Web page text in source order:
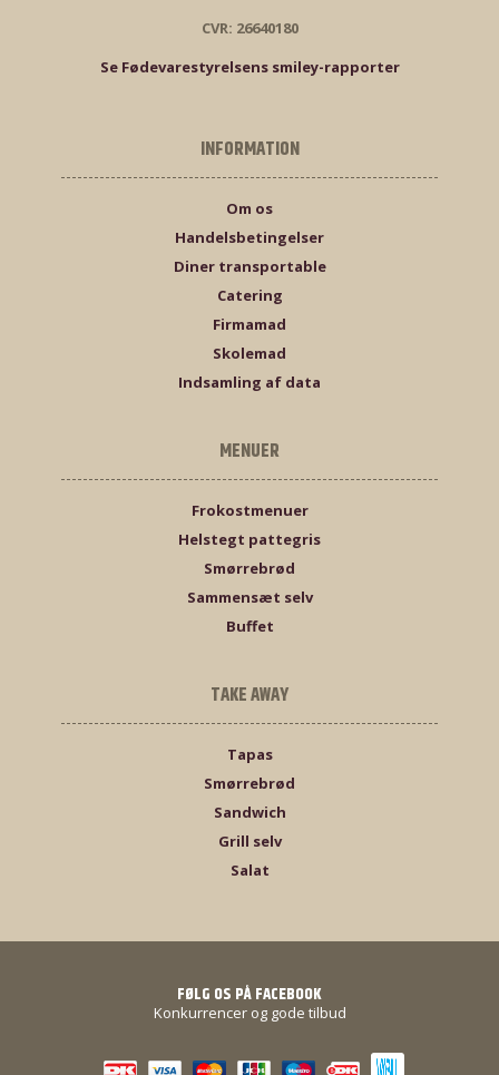
CVR: 26640180
Se Fødevarestyrelsens smiley-rapporter
INFORMATION
Om os
Handelsbetingelser
Diner transportable
Catering
Firmamad
Skolemad
Indsamling af data
MENUER
Frokostmenuer
Helstegt pattegris
Smørrebrød
Sammensæt selv
Buffet
TAKE AWAY
Tapas
Smørrebrød
Sandwich
Grill selv
Salat
FØLG OS PÅ FACEBOOK
Konkurrencer og gode tilbud